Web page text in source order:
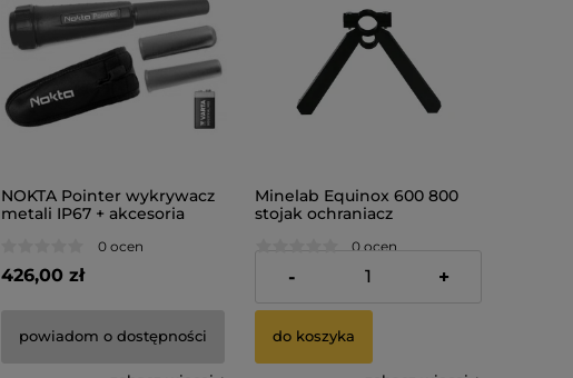
NOKTA Pointer wykrywacz
metali IP67 + akcesoria
0 ocen
426,00 zł
powiadom o dostępności
Minelab Equinox 600 800
stojak ochraniacz
0 ocen
49,99 zł
- +
do koszyka